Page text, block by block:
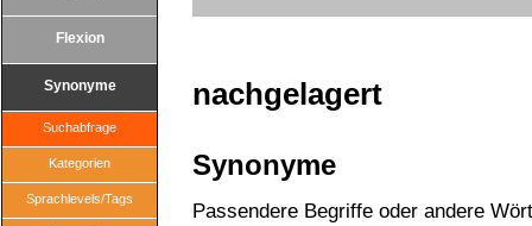
Flexion
Synonyme
Suchabfrage
Kategorien
Sprachlevels/Tags
nachgelagert
Synonyme
Passendere Begriffe oder andere